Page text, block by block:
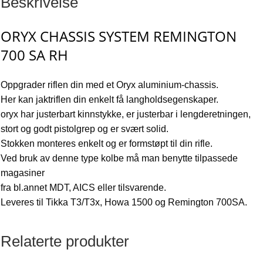
ORYX CHASSIS SYSTEM REMINGTON
700 SA RH
Oppgrader riflen din med et Oryx aluminium-chassis.
Her kan jaktriflen din enkelt få langholdsegenskaper.
oryx har justerbart kinnstykke, er justerbar i lengderetningen,
stort og godt pistolgrep og er svært solid.
Stokken monteres enkelt og er formstøpt til din rifle.
Ved bruk av denne type kolbe må man benytte tilpassede
magasiner
fra bl.annet MDT, AICS eller tilsvarende.
Leveres til Tikka T3/T3x, Howa 1500 og Remington 700SA.
Relaterte produkter